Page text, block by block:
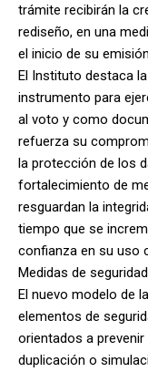
trámite recibirán la
rediseño, en una
el inicio de su
El Instituto destaca
instrumento para
al voto y como
refuerza su
la protección de los
fortalecimiento de
resguardan la
tiempo que se
confianza en su uso
Medidas de
El nuevo modelo de
elementos de
orientados a
duplicación o